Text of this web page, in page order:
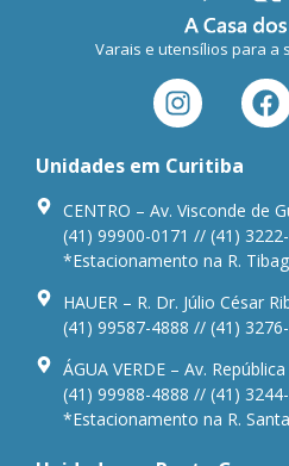
Varais e utensílios para a
Unidades em Curitiba
CENTRO – Av. Visconde de
(41) 99900-0171 // (41)
*Estacionamento na R.
HAUER – R. Dr. Júlio César
(41) 99587-4888 // (41)
ÁGUA VERDE – Av.
(41) 99988-4888 // (41)
*Estacionamento na R.